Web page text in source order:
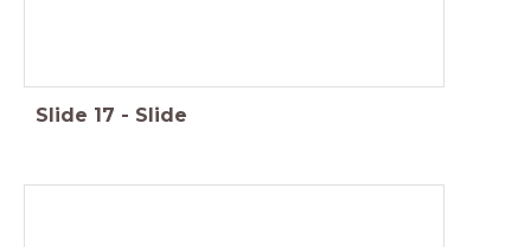
Slide 17 - Slide